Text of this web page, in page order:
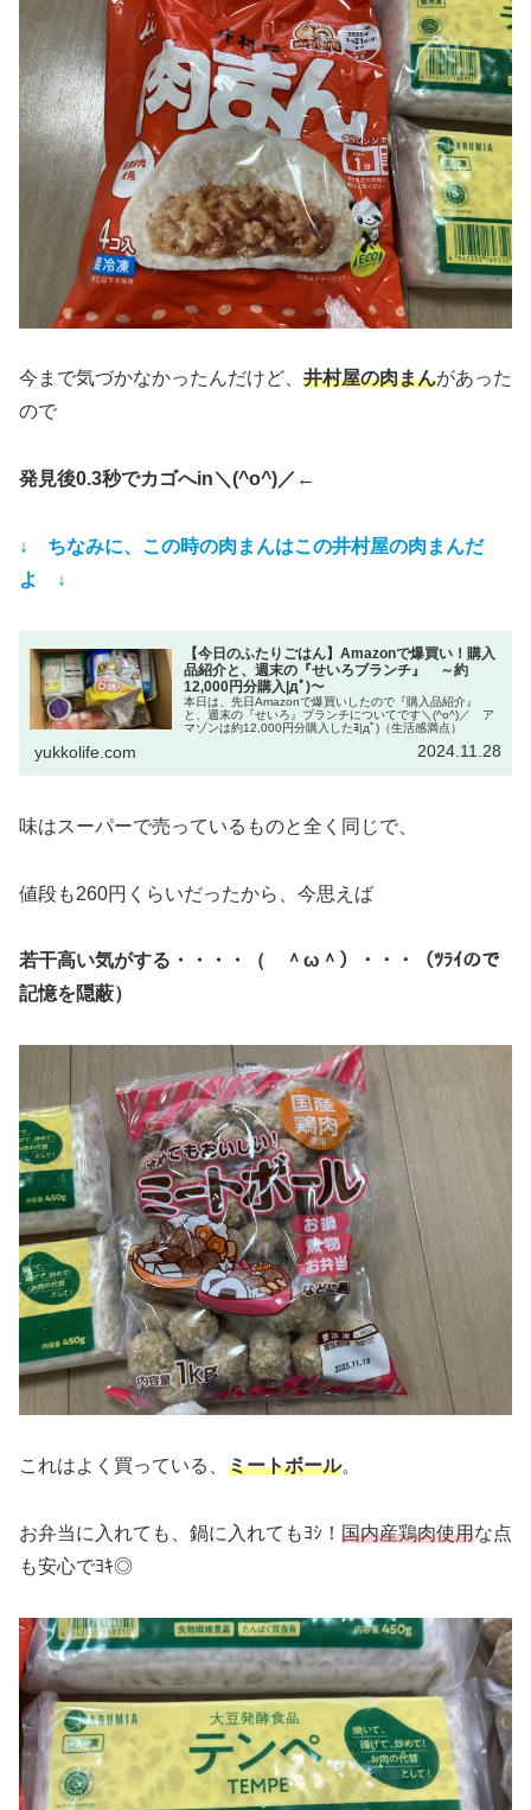
今まで気づかなかったんだけど、 井村屋の肉まんがあった
ので
発見後0.3秒でカゴへin＼(^o^)／←
↓ ちなみに、この時の肉まんはこの井村屋の肉まんだ
よ ↓
【今日のふたりごはん】Amazonで爆買い！購入
品紹介と、週末の『せいろブランチ』 ～約
12,000円分購入|дﾟ)～
本日は、先日Amazonで爆買いしたので『購入品紹介』
と、週末の『せいろ』ブランチについてです＼(^o^)／ ア
マゾンは約12,000円分購入したﾖ|дﾟ)（生活感満点）
yukkolife.com 2024.11.28
味はスーパーで売っているものと全く同じで、
値段も260円くらいだったから、今思えば
若干高い気がする・・・・（ ＾ω＾）・・・（ﾂﾗｲので
記憶を隠蔽）
これはよく買っている、 ミートボール。
お弁当に入れても、鍋に入れてもﾖｼ！ 国内産鶏肉使用な点
も安心でﾖｷ◎